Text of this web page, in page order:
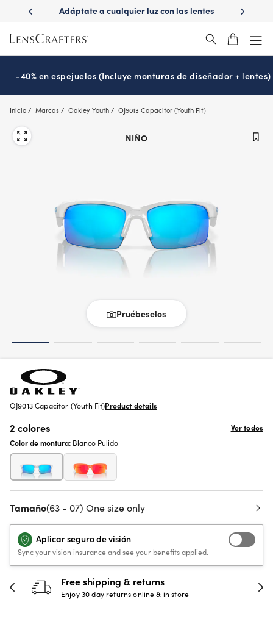
main
content
Adáptate a cualquier luz con las lentes
¿Es hora de
-40% en espejuelos (Incluye monturas de diseñador + lentes)
Inicio Marcas Oakley Youth OJ9013 Capacitor (Youth Fit)
NIÑO
Pruébeselos
OJ9013 Capacitor (Youth Fit)Product details
2 colores
Ver todos
Color de montura: Blanco Pulido
Tamaño(63 - 07) One size only
Aplicar seguro de visión
Sync your vision insurance and see your benefits applied.
& returns
day returns online & in store
30-day
Full